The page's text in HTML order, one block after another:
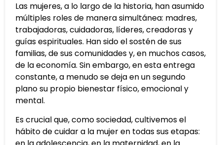
Las mujeres, a lo largo de la historia, han asumido
múltiples roles de manera simultánea: madres,
trabajadoras, cuidadoras, líderes, creadoras y
guías espirituales. Han sido el sostén de sus
familias, de sus comunidades y, en muchos casos,
de la economía. Sin embargo, en esta entrega
constante, a menudo se deja en un segundo
plano su propio bienestar físico, emocional y
mental.
Es crucial que, como sociedad, cultivemos el
hábito de cuidar a la mujer en todas sus etapas: